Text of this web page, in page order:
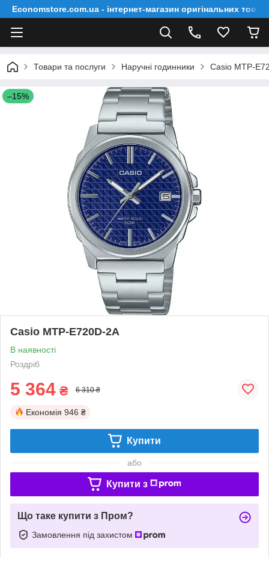
Economstore.com.ua - інтернет-магазин оригінальних
Товари та послуги Наручні годинники Casio MTP-
–15%
Casio MTP-E720D-2A
В наявності
Роздріб
5 364 ₴ 6 310 ₴
Економія 946 ₴
Купити
або
Купити з
Що таке купити з Пром?
Замовлення під захистом